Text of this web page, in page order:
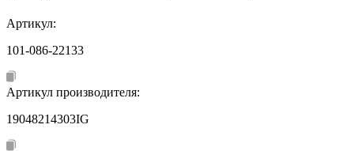
Артикул:
101-086-22133
Артикул производителя:
19048214303IG